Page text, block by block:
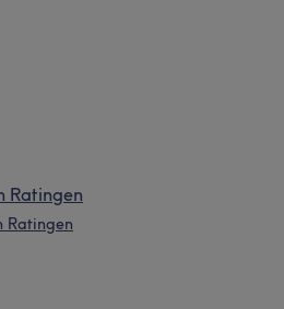
Ratingen
Ratingen